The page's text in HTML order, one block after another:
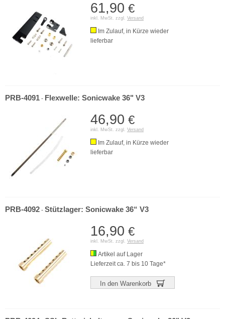
61,90 €
inkl. MwSt. zzgl. Versand
Im Zulauf, in Kürze wieder
lieferbar
PRB-4091 - Flexwelle: Sonicwake 36" V3
46,90 €
inkl. MwSt. zzgl. Versand
Im Zulauf, in Kürze wieder
lieferbar
PRB-4092 - Stützlager: Sonicwake 36“ V3
16,90 €
inkl. MwSt. zzgl. Versand
Artikel auf Lager
Lieferzeit ca. 7 bis 10 Tage*
In den Warenkorb